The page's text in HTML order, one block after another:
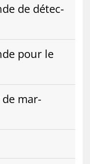
de dé­tec­
pour le
de mar­